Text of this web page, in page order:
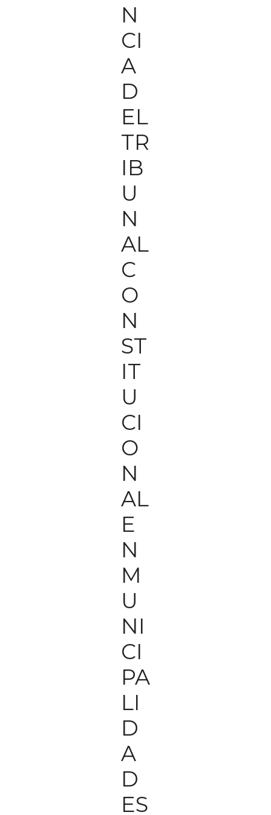
N
CI
A
D
EL
TR
IB
U
N
AL
C
O
N
ST
IT
U
CI
O
N
AL
E
N
M
U
NI
CI
PA
LI
D
A
D
ES